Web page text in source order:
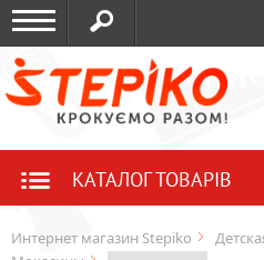
КАТАЛОГ ТОВАРІВ
Интернет магазин Stepiko